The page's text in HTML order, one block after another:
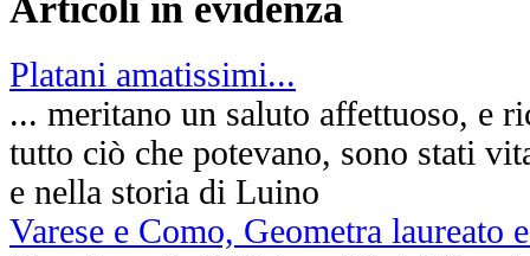
Articoli in evidenza
Platani amatissimi...
... meritano un saluto affettuoso, e
tutto ciò che potevano, sono stati
e nella storia di Luino
Varese e Como, Geometra laureato